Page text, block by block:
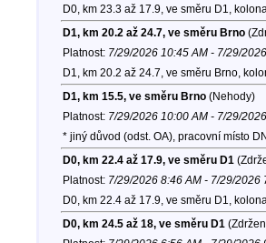
D0, km 23.3 až 17.9, ve směru D1,
D1, km 20.2 až 24.7, ve směru Brno
Platnost: 7/29/2026 10:45 AM - 7/29/
D1, km 20.2 až 24.7, ve směru Brno,
D1, km 15.5, ve směru Brno(Nehody)
Platnost: 7/29/2026 10:00 AM - 7/29/
* jiný důvod (odst. OA), pracovní místo
D0, km 22.4 až 17.9, ve směru D1
Platnost: 7/29/2026 8:46 AM - 7/29/2026
D0, km 22.4 až 17.9, ve směru D1,
D0, km 24.5 až 18, ve směru D1